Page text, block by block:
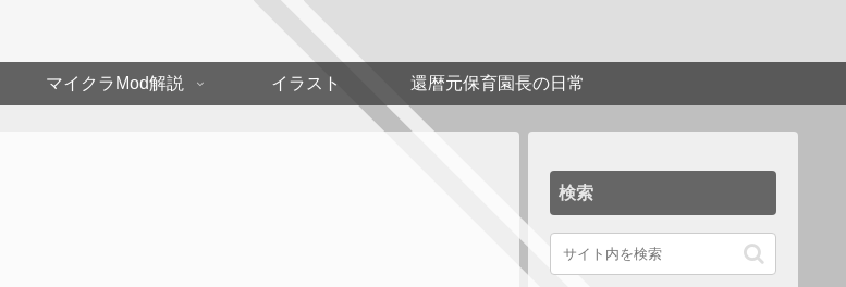
マイクラMod解説 イラスト 還暦元保育園長の日常
検索